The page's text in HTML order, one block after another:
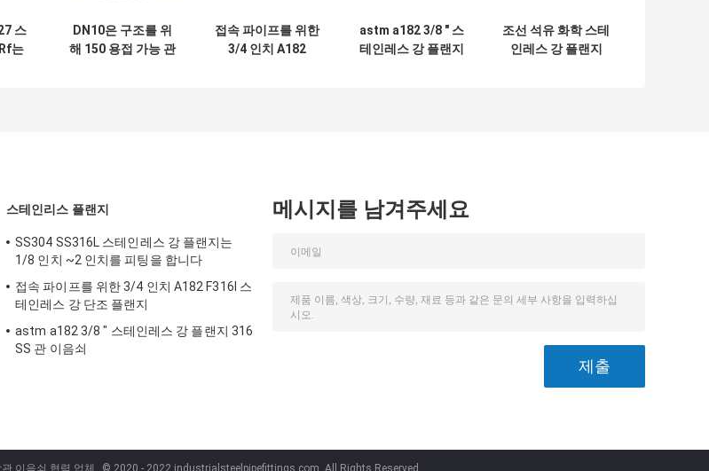
스
는
DN10은 구조를 위
해 150 용접 가능 관
접속 파이프를 위한
3/4 인치 A182
astm a182 3/8 " 스
테인레스 강 플랜지
조선 석유 화학 스테
인레스 강 플랜지
스테인리스 플랜지
SS304 SS316L 스테인레스 강 플랜지는
1/8 인치 ~2 인치를 피팅을 합니다
접속 파이프를 위한 3/4 인치 A182 F316l 스
테인레스 강 단조 플랜지
astm a182 3/8 " 스테인레스 강 플랜지 316
SS 관 이음쇠
메시지를 남겨주세요